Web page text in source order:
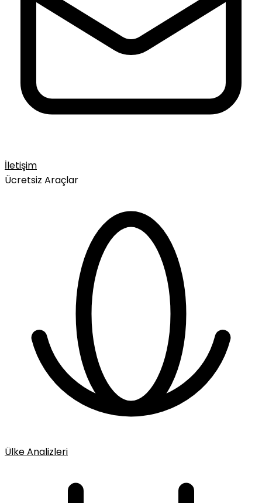
İletişim
Ücretsiz Araçlar
Ülke Analizleri